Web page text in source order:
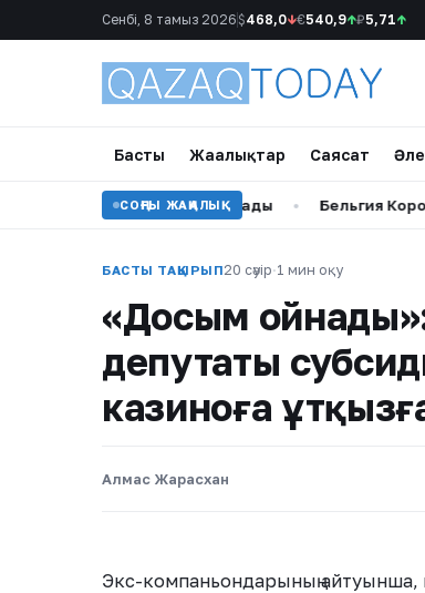
Сенбі, 8 тамыз 2026 $468,0↓€540,9↑₽5,71↑
Басты Жаңалықтар Саясат
СОҢҒЫ ЖАҢАЛЫҚ
мәлімдеме жасады • Бельгия Королі
БАСТЫ ТАҚЫРЫП20 сәуір·1 мин оқу
«Досым
депутаты
казиноға
Алмас Жарасхан
Экс-компаньондарының айтуынша,